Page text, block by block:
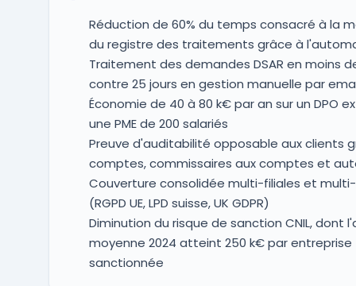
Réduction de 60% du temps consacré à la
du registre des traitements grâce à
Traitement des demandes DSAR en moins
contre 25 jours en gestion manuelle par
Économie de 40 à 80 k€ par an sur un DPO
une PME de 200 salariés
Preuve d'auditabilité opposable aux clients
comptes, commissaires aux comptes et
Couverture consolidée multi-filiales et
(RGPD UE, LPD suisse, UK GDPR)
Diminution du risque de sanction CNIL, dont
moyenne 2024 atteint 250 k€ par entreprise
sanctionnée